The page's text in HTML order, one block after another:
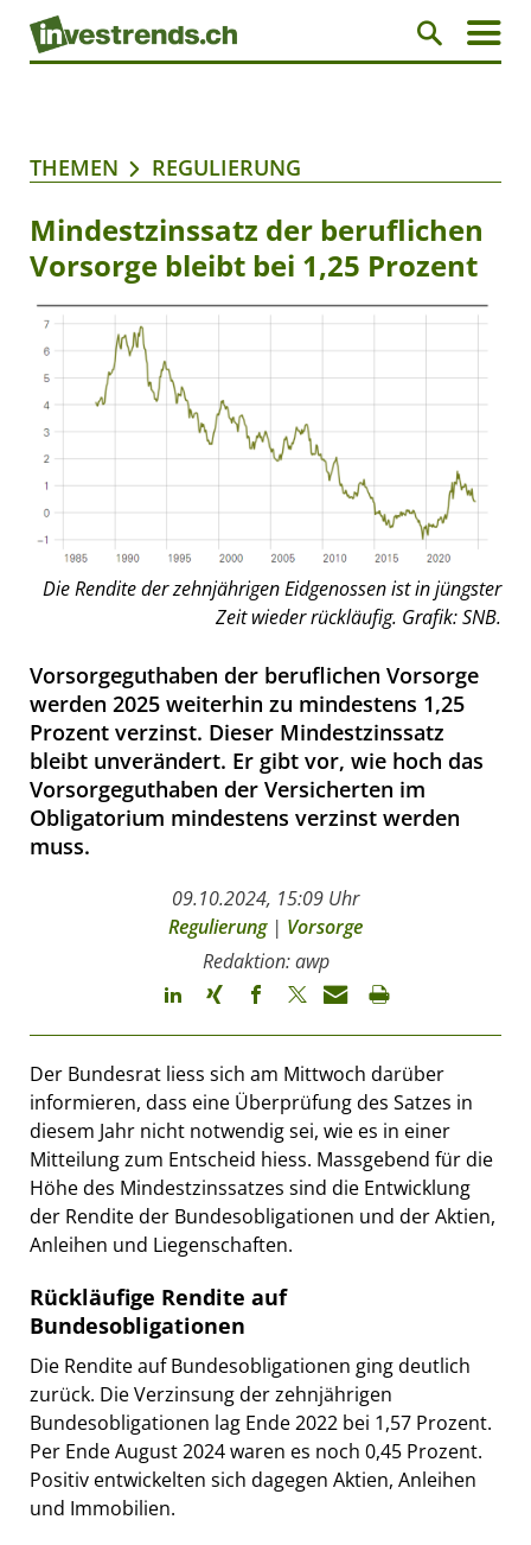
THEMEN REGULIERUNG
Mindestzinssatz der beruflichen
Vorsorge bleibt bei 1,25 Prozent
Die Rendite der zehnjährigen Eidgenossen ist in jüngster
Zeit wieder rückläufig. Grafik: SNB.
Vorsorgeguthaben der beruflichen Vorsorge
werden 2025 weiterhin zu mindestens 1,25
Prozent verzinst. Dieser Mindestzinssatz
bleibt unverändert. Er gibt vor, wie hoch das
Vorsorgeguthaben der Versicherten im
Obligatorium mindestens verzinst werden
muss.
09.10.2024, 15:09 Uhr
Regulierung| Vorsorge
Redaktion: awp
Der Bundesrat liess sich am Mittwoch darüber
informieren, dass eine Überprüfung des Satzes in
diesem Jahr nicht notwendig sei, wie es in einer
Mitteilung zum Entscheid hiess. Massgebend für die
Höhe des Mindestzinssatzes sind die Entwicklung
der Rendite der Bundesobligationen und der Aktien,
Anleihen und Liegenschaften.
Rückläufige Rendite auf
Bundesobligationen
Die Rendite auf Bundesobligationen ging deutlich
zurück. Die Verzinsung der zehnjährigen
Bundesobligationen lag Ende 2022 bei 1,57 Prozent.
Per Ende August 2024 waren es noch 0,45 Prozent.
Positiv entwickelten sich dagegen Aktien, Anleihen
und Immobilien.